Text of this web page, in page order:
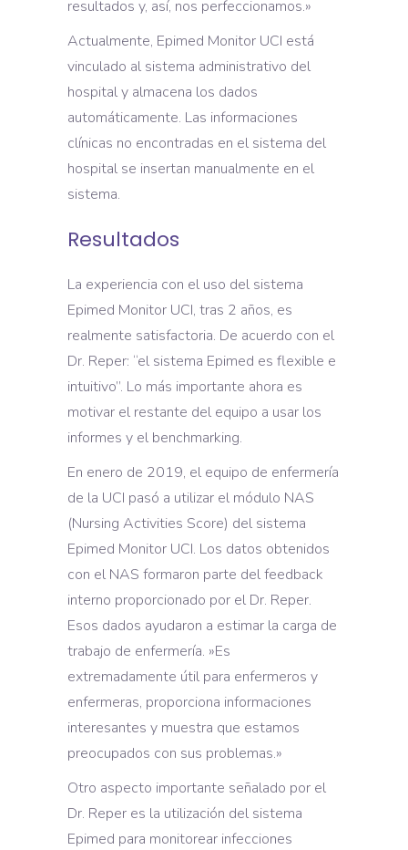
resultados y, así, nos perfeccionamos.»
Actualmente, Epimed Monitor UCI está
vinculado al sistema administrativo del
hospital y almacena los dados
automáticamente. Las informaciones
clínicas no encontradas en el sistema del
hospital se insertan manualmente en el
sistema.
Resultados
La experiencia con el uso del sistema
Epimed Monitor UCI, tras 2 años, es
realmente satisfactoria. De acuerdo con el
Dr. Reper: “el sistema Epimed es flexible e
intuitivo”. Lo más importante ahora es
motivar el restante del equipo a usar los
informes y el benchmarking.
En enero de 2019, el equipo de enfermería
de la UCI pasó a utilizar el módulo NAS
(Nursing Activities Score) del sistema
Epimed Monitor UCI. Los datos obtenidos
con el NAS formaron parte del feedback
interno proporcionado por el Dr. Reper.
Esos dados ayudaron a estimar la carga de
trabajo de enfermería. »Es
extremadamente útil para enfermeros y
enfermeras, proporciona informaciones
interesantes y muestra que estamos
preocupados con sus problemas.»
Otro aspecto importante señalado por el
Dr. Reper es la utilización del sistema
Epimed para monitorear infecciones